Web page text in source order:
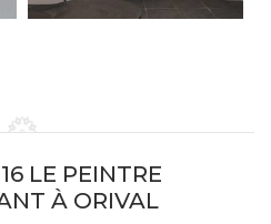
LE PEINTRE
À ORIVAL